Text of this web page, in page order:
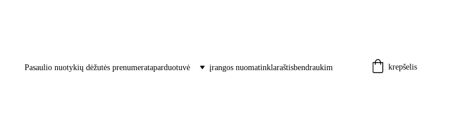
Pasaulio nuotykių dėžutės prenumerataparduotuvė įrangos nuomatinklaraštisbendraukim krepšelis